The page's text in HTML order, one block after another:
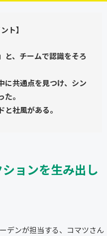
ト】
と、チームで認識をそろ
に共通点を見つけ、シン
。
と社風がある。
ョンを生み出し
デンが担当する、コマツさん